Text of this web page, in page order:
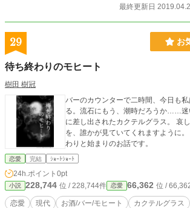
最終更新日
29 お
待ち終わりのモヒート
樹田 樹冠
バーのカウンターで二時間、今日も
る。流石にもう、潮時だろうか……迷
に差し出されたカクテルグラス。 哀
を、誰かが見ていてくれますように
わりと始まりのお話です。
恋愛 完結 ｼｮｰﾄｼｮｰﾄ
24h.ポイント 0pt
小説 228,744 位 / 228,744件 恋愛 66,362 位 /
恋愛 現代 お酒/バー/モヒート カクテルグラス